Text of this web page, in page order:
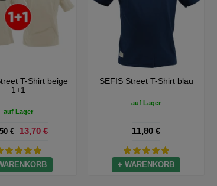
SEFIS Street T-Shirt beige
23,50 €
+ WARENKORB
SEFIS Street T-Shirt
+ WARENKORB